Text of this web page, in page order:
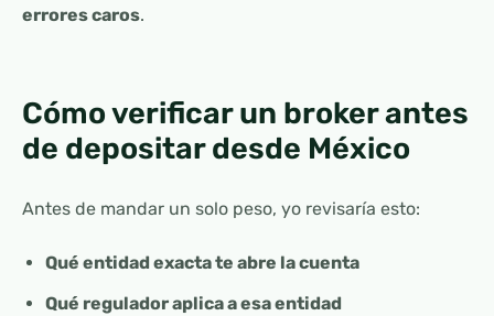
errores caros.
Cómo verificar un broker antes
de depositar desde México
Antes de mandar un solo peso, yo revisaría esto:
Qué entidad exacta te abre la cuenta
Qué regulador aplica a esa entidad